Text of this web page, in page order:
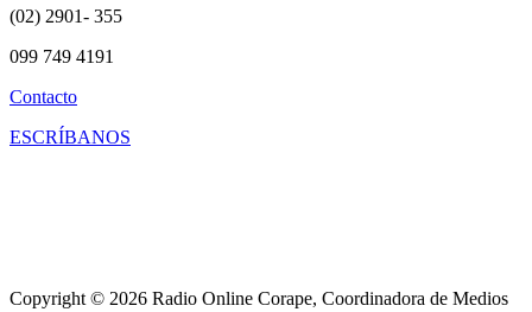
(02) 2901- 355
099 749 4191
Contacto
ESCRÍBANOS
Copyright © 2026 Radio Online Corape, Coordinadora de Medios